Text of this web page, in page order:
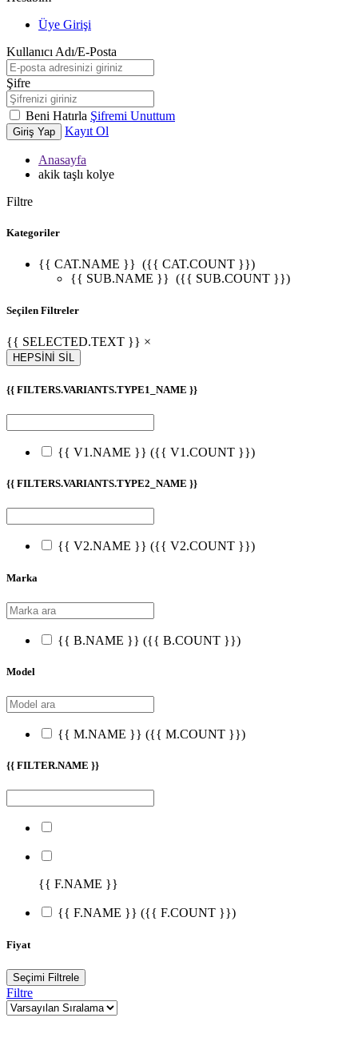
Üye Girişi
Kullanıcı Adı/E-Posta
Şifre
Beni Hatırla Şifremi Unuttum
Giriş Yap Kayıt Ol
Anasayfa
akik taşlı kolye
Filtre
Kategoriler
{{ CAT.NAME }} ({{ CAT.COUNT }})
{{ SUB.NAME }} ({{ SUB.COUNT }})
Seçilen Filtreler
{{ SELECTED.TEXT }} ×
HEPSİNİ SİL
{{ FILTERS.VARIANTS.TYPE1_NAME }}
{{ V1.NAME }} ({{ V1.COUNT }})
{{ FILTERS.VARIANTS.TYPE2_NAME }}
{{ V2.NAME }} ({{ V2.COUNT }})
Marka
{{ B.NAME }} ({{ B.COUNT }})
Model
{{ M.NAME }} ({{ M.COUNT }})
{{ FILTER.NAME }}
{{ F.NAME }}
{{ F.NAME }} ({{ F.COUNT }})
Fiyat
Seçimi Filtrele
Filtre